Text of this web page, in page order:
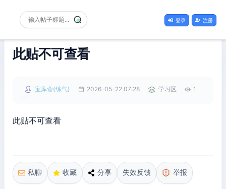
登录 注册
此贴不可查看
宝库盒(练气) 2026-05-22 07:28 学习区 1
此贴不可查看
私聊 收藏 分享 失效反馈 举报